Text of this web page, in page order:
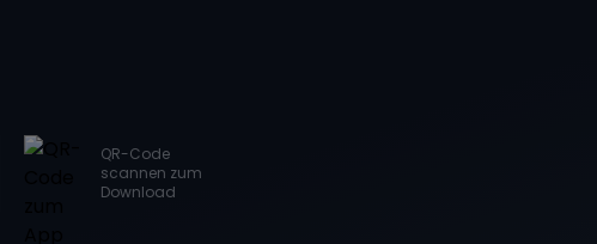
QR-Code
scannen zum
Download